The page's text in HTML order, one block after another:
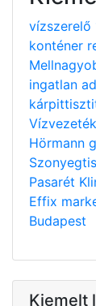
vízszerelő
konténer
ingatlan
Hörmann
Pasarét
Effix
Budapest
Kiemelt